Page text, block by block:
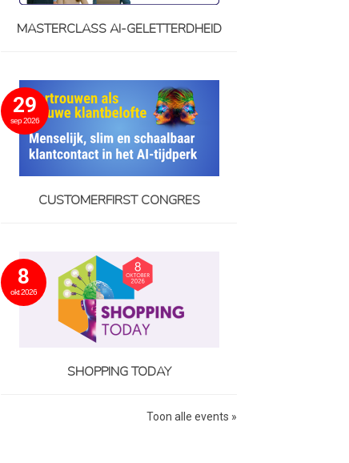
MASTERCLASS AI-GELETTERDHEID
29
sep 2026
CUSTOMERFIRST CONGRES
8
okt 2026
SHOPPING TODAY
Toon alle events »